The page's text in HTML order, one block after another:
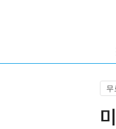
무